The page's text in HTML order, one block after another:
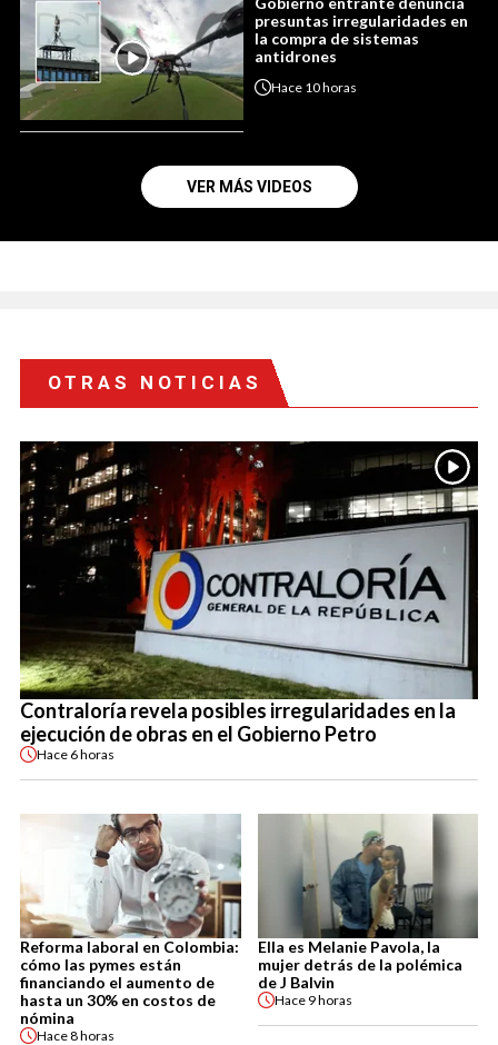
presuntas irregularidades en
la compra de sistemas
antidrones
Hace 10 horas
VER MÁS VIDEOS
OTRAS NOTICIAS
Contraloría revela posibles irregularidades en la
ejecución de obras en el Gobierno Petro
Hace 6 horas
Reforma laboral en Colombia:
cómo las pymes están
financiando el aumento de
hasta un 30% en costos de
nómina
Hace8 horas
Ella es Melanie Pavola, la
mujer detrás de la polémica
de J Balvin
Hace 9 horas